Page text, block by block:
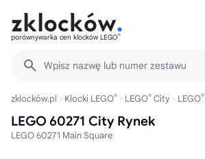
porównywarka cen klocków LEGO®
Wpisz nazwę lub numer zestawu
zklocków.pl Klocki LEGO® LEGO® City LEGO®
LEGO 60271 City Rynek
LEGO 60271 Main Square